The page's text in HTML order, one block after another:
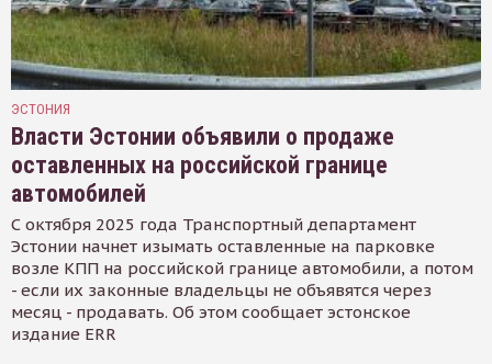
ЭСТОНИЯ
Власти Эстонии объявили о продаже
оставленных на российской границе
автомобилей
С октября 2025 года Транспортный департамент
Эстонии начнет изымать оставленные на парковке
возле КПП на российской границе автомобили, а потом
- если их законные владельцы не объявятся через
месяц - продавать. Об этом сообщает эстонское
издание ERR